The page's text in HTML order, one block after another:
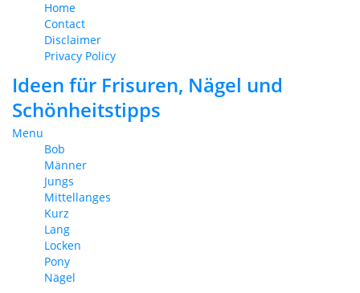
Home
Contact
Disclaimer
Privacy Policy
Ideen für Frisuren, Nägel und
Schönheitstipps
Menu
Bob
Männer
Jungs
Mittellanges
Kurz
Lang
Locken
Pony
Nägel